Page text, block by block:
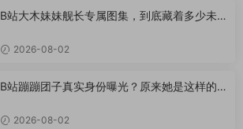
B站大木妹妹舰长专属图集，到底藏着多少未
2026-08-02
B站蹦蹦团子真实身份曝光？原来她是这样的U
2026-08-02